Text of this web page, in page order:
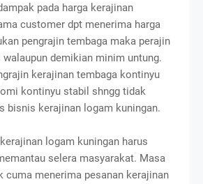
pada harga kerajinan
customer dpt menerima harga
pengrajin tembaga maka perajin
demikian minim untung.
kerajinan tembaga kontinyu
kontinyu stabil shngg tidak
bisnis kerajinan logam kuningan.
logam kuningan harus
selera masyarakat. Masa
cuma menerima pesanan kerajinan